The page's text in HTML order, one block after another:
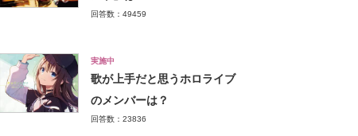
回答数：49459
実施中
歌が上手だと思うホロライブ
のメンバーは？
回答数：23836